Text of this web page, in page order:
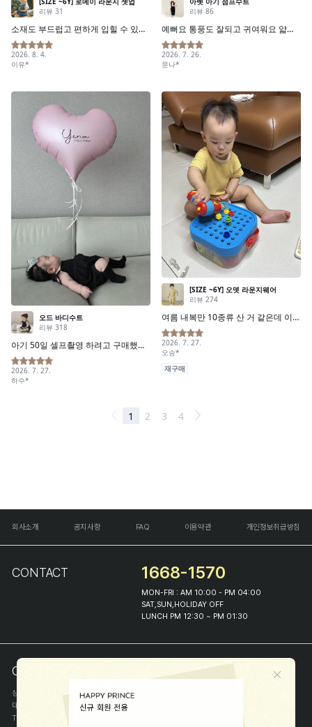
회사소개 공지사항 FAQ 이용약관 개인정보취급방침
CONTACT 1668-1570
MON-FRI : AM 10:00 - PM 04:00
SAT,SUN,HOLIDAY OFF
LUNCH PM 12:30 ~ PM 01:30
COMPANY INFO
상호
(주)해피프린스
대표
이화진
TEL